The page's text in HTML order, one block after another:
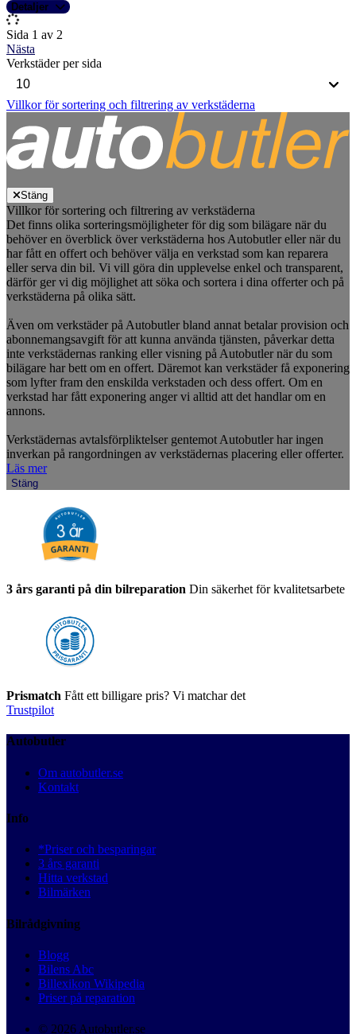
Detaljer
Sida 1 av 2
Nästa
Verkstäder per sida
Villkor för sortering och filtrering av verkstäderna
Stäng
Villkor för sortering och filtrering av verkstäderna
Det finns olika sorteringsmöjligheter för dig som bilägare när du
behöver en överblick över verkstäderna hos Autobutler eller när du
har fått en offert och behöver välja en verkstad som kan reparera
eller serva din bil. Vi vill göra din upplevelse enkel och transparent,
därför ger vi dig möjlighet att söka och sortera i dina offerter och på
verkstäderna på olika sätt.
Även om verkstäder på Autobutler bland annat betalar provision och
abonnemangsavgift för att kunna använda tjänsten, påverkar detta
inte verkstädernas ranking eller visning på Autobutler när du som
bilägare har bett om en offert. Däremot kan verkstäder få exponering
som lyfter fram den enskilda verkstaden och dess offert. Om en
verkstad har fått exponering anger vi alltid att det handlar om en
annons.
Verkstädernas avtalsförpliktelser gentemot Autobutler har ingen
inverkan på rangordningen av verkstädernas placering eller offerter.
Läs mer
Stäng
3 års garanti på din bilreparation Din säkerhet för kvalitetsarbete
Prismatch Fått ett billigare pris? Vi matchar det
Trustpilot
Autobutler
Om autobutler.se
Kontakt
Info
*Priser och besparingar
3 års garanti
Hitta verkstad
Bilmärken
Bilrådgivning
Blogg
Bilens Abc
Billexikon Wikipedia
Priser på reparation
© 2026 Autobutler.se